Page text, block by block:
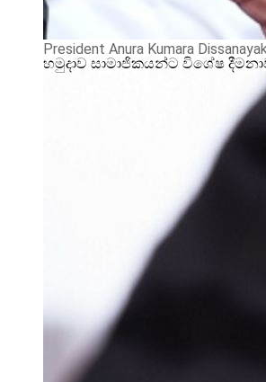
President Anura Kumara
හමුදාව සාමාජිකයන්ට විශේෂ